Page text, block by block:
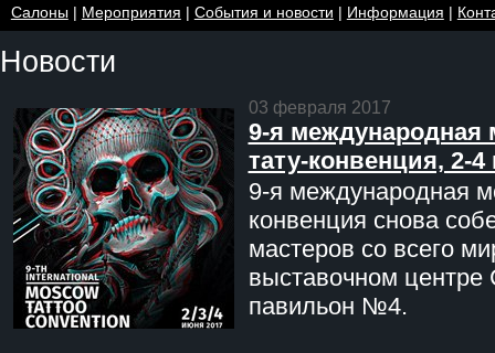
Салоны| Мероприятия | События и новости | Информация |
Новости
03 февраля 2017
9-я международная
тату-конвенция, 2-
9-я международная
конвенция снова
мастеров со всего
выставочном центре
павильон №4.